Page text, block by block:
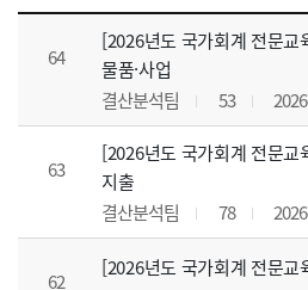
강의자료 목록 으로 번호, 제목, 작성자, 조회수, 등록 일, 첨부파일로 나열 되고 있습니다.
64
[2026년도 국가회계 전문교
물품·사업
결산분석팀
53
63
[2026년도 국가회계 전문교
지출
결산분석팀
78
62
[2026년도 국가회계 전문교